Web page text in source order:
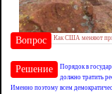
Вопрос Как США меняют
Решение
Порядок в
должно тратить
Именно поэтому всем